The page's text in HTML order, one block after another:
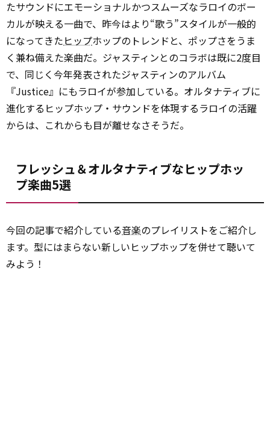
たサウンドにエモーショナルかつスムーズなラロイのボー
カルが映える一曲で、昨今はより“歌う”スタイルが一般的
になってきたヒップホップのトレンドと、ポップさをうま
く兼ね備えた楽曲だ。ジャスティンとのコラボは既に2度目
で、同じく今年発表されたジャスティンのアルバム
『Justice』にもラロイが参加している。オルタナティブに
進化するヒップホップ・サウンドを体現するラロイの活躍
からは、これからも目が離せなさそうだ。
フレッシュ＆オルタナティブなヒップホッ
プ楽曲5選
今回の記事で紹介している音楽のプレイリストをご紹介し
ます。型にはまらない新しいヒップホップを併せて聴いて
みよう！